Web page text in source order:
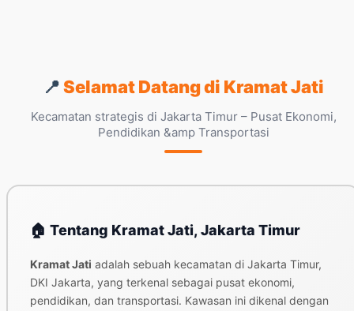
📍Selamat Datang di Kramat Jati
Kecamatan strategis di Jakarta Timur – Pusat Ekonomi,
Pendidikan &amp Transportasi
🏠 Tentang Kramat Jati, Jakarta Timur
Kramat Jati adalah sebuah kecamatan di Jakarta Timur,
DKI Jakarta, yang terkenal sebagai pusat ekonomi,
pendidikan, dan transportasi. Kawasan ini dikenal dengan